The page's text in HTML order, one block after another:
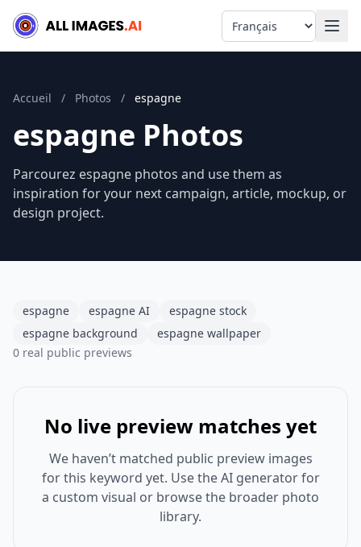
Language
Accueil / Photos / espagne
espagne Photos
Parcourez espagne photos and use them as
inspiration for your next campaign, article, mockup, or
design project.
espagne espagne AI
espagne stock
espagne background
espagne wallpaper
0 real public previews
No live preview matches yet
We haven’t matched public preview images
for this keyword yet. Use the AI generator for
a custom visual or browse the broader photo
library.